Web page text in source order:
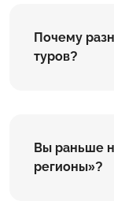
Почему
туров?
Вы раньше
регионы»?